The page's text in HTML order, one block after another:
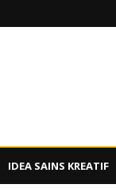
IDEA SAINS KREATIF